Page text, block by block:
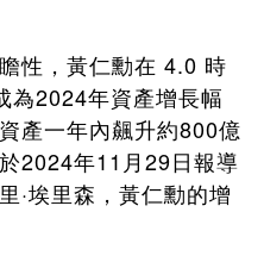
性，黃仁勳在 4.0 時
為2024年資產增長幅
產一年內飆升約800億
2024年11月29日報導
·埃里森，黃仁勳的增